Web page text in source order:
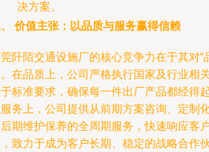
决方案。
价值主张：以品质与服务赢得信赖
阡陌交通设施厂的核心竞争力在于其对“
在品质上，公司严格执行国家及行业相
标准要求，确保每一件出厂产品都经得
务上，公司提供从前期方案咨询、定制
期维护保养的全周期服务，快速响应客
致力于成为客户长期、稳定的战略合作伙